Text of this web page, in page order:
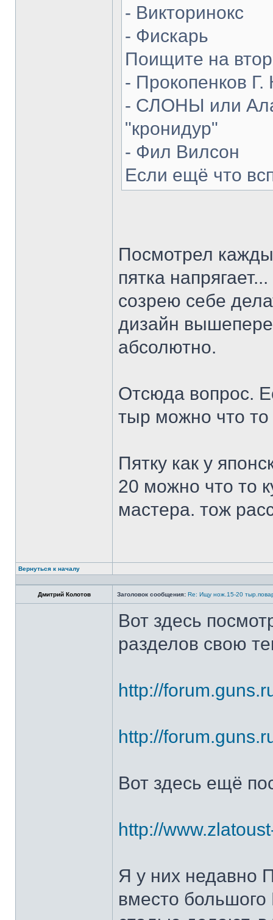
- Викторинокс
- Фискарь
Поищите на
- Прокопенков Г.
- СЛОНЫ или
"кронидур"
- Фил Вилсон
Если ещё что
Посмотрел
пятка
созрею себе
дизайн
абсолютно.
Отсюда вопрос.
тыр можно что
Пятку как у
20 можно что то
мастера. тож
Вернуться к началу
Дмитрий Колотов Заголовок сообщения: Re: Ищу нож.15-20
Вот здесь
разделов свою
http://
http://
Вот здесь ещё
http://
Я у них недавно
вместо